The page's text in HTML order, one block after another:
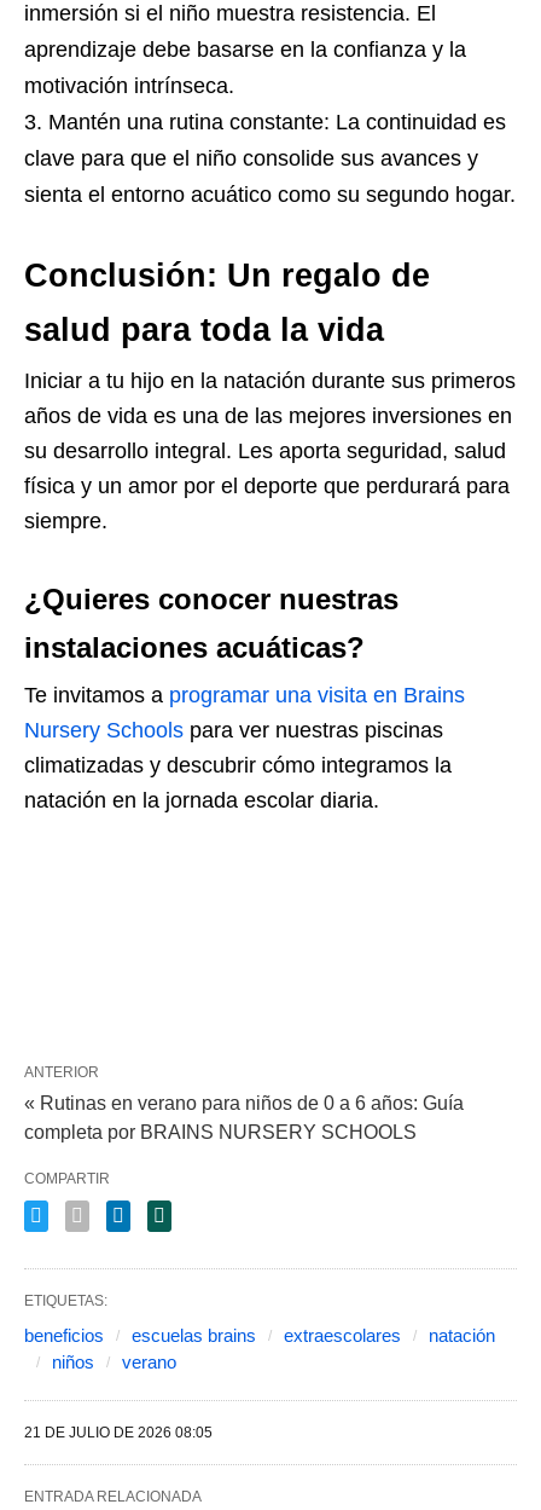
inmersión si el niño muestra resistencia. El
aprendizaje debe basarse en la confianza y la
motivación intrínseca.
Mantén una rutina constante: La continuidad es
clave para que el niño consolide sus avances y
sienta el entorno acuático como su segundo hogar.
Conclusión: Un regalo de
salud para toda la vida
Iniciar a tu hijo en la natación durante sus primeros
años de vida es una de las mejores inversiones en
su desarrollo integral. Les aporta seguridad, salud
física y un amor por el deporte que perdurará para
siempre.
¿Quieres conocer nuestras
instalaciones acuáticas?
Te invitamos a programar una visita en Brains
Nursery Schools para ver nuestras piscinas
climatizadas y descubrir cómo integramos la
natación en la jornada escolar diaria.
ANTERIOR
« Rutinas en verano para niños de 0 a 6 años: Guía
completa por BRAINS NURSERY SCHOOLS
COMPARTIR
ETIQUETAS:
beneficios escuelas brains extraescolares
natación
niños
verano
21 DE JULIO DE 2026 08:05
ENTRADA RELACIONADA